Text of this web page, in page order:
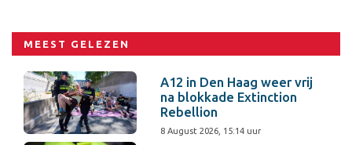
MEEST GELEZEN
A12 in Den Haag weer vrij
na blokkade Extinction
Rebellion
8 August 2026, 15:14 uur